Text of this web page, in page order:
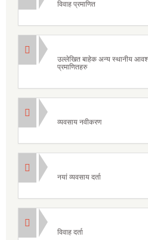
विवाह प्रमाणित
उल्लेखित बाहेक अन्य स्थानीय
प्रमाणितहरु
व्यवसाय नवीकरण
नयां व्यवसाय दर्ता
विवाह दर्ता